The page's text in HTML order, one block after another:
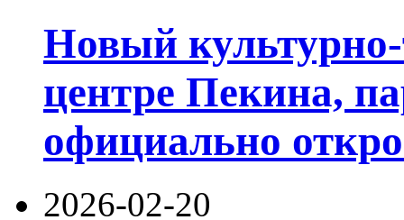
Новый
центре Пекина,
официально
2026-02-20